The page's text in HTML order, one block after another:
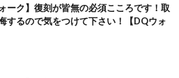
ーク】復刻が皆無の必須こころです！取
するので気をつけて下さい！【DQウォ